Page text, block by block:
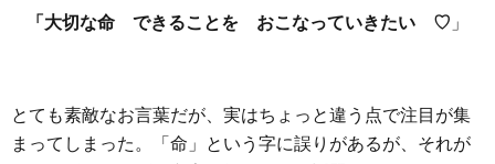
「大切な命 できることを おこなっていきたい ♡ 」
とても素敵なお言葉だが、実はちょっと違う点で注目が集
まってしまった。「命」という字に誤りがあるが、それが